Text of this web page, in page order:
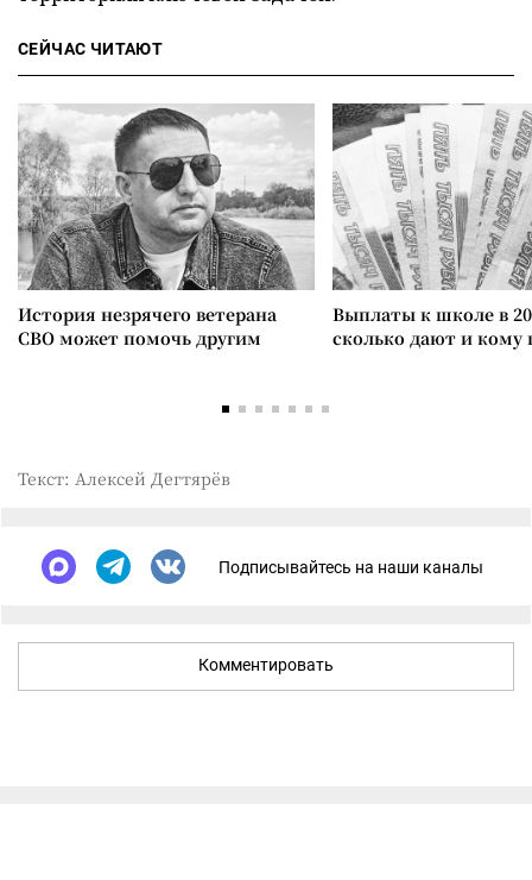
СЕЙЧАС ЧИТАЮТ
История незрячего ветерана
СВО может помочь другим
Выплаты к школе в
сколько дают и
Текст: Алексей Дегтярёв
Подписывайтесь на наши каналы
Комментировать